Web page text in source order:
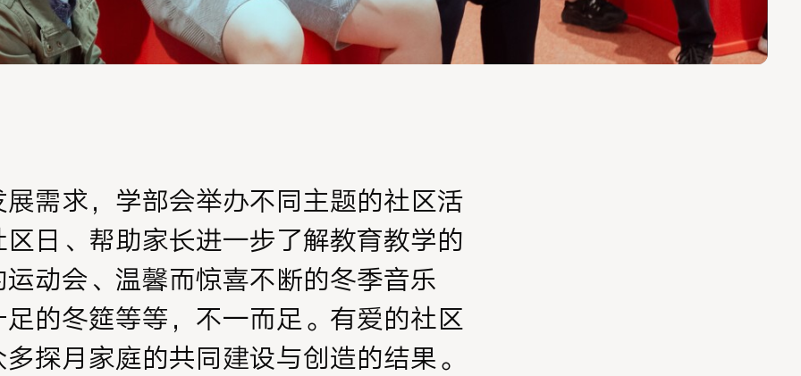
需求，学部会举办不同主题的社区活
日、帮助家长进一步了解教育教学的
动会、温馨而惊喜不断的冬季音乐
的冬筵等等，不一而足。有爱的社区
探月家庭的共同建设与创造的结果。